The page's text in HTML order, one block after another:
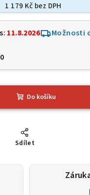
1 179 Kč bez DPH
11.8.2026 Možnosti
Do košíku
Sdílet